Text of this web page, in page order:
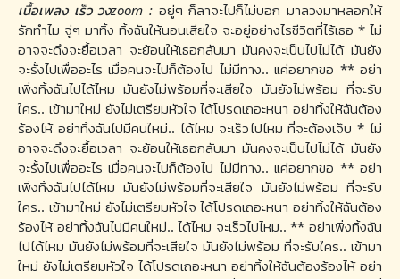
เนื้อเพลง เร็ว วงzoom : อยู่ๆ ก็ลาจะไปก็ไม่บอก มาลวงมาหลอกให้
รักทำไม จู่ๆ มาทิ้ง ทิ้งฉันให้นอนเสียใจ จะอยู่อย่างไรชีวิตที่ไร้เธอ * ไม่
อาจจะดึงจะยื้อเวลา จะย้อนให้เธอกลับมา มันคงจะเป็นไปไม่ได้ มันยัง
จะรั้งไปเพื่ออะไร เมื่อคนจะไปก็ต้องไป ไม่มีทาง.. แค่อยากขอ ** อย่า
เพิ่งทิ้งฉันไปได้ไหม มันยังไม่พร้อมที่จะเสียใจ มันยังไม่พร้อม ที่จะรับ
ใคร.. เข้ามาใหม่ ยังไม่เตรียมหัวใจ ได้โปรดเถอะหนา อย่าทิ้งให้ฉันต้อง
ร้องไห้ อย่าทิ้งฉันไปมีคนใหม่.. ได้ไหม จะเร็วไปไหม ที่จะต้องเจ็บ * ไม่
อาจจะดึงจะยื้อเวลา จะย้อนให้เธอกลับมา มันคงจะเป็นไปไม่ได้ มันยัง
จะรั้งไปเพื่ออะไร เมื่อคนจะไปก็ต้องไป ไม่มีทาง.. แค่อยากขอ ** อย่า
เพิ่งทิ้งฉันไปได้ไหม มันยังไม่พร้อมที่จะเสียใจ มันยังไม่พร้อม ที่จะรับ
ใคร.. เข้ามาใหม่ ยังไม่เตรียมหัวใจ ได้โปรดเถอะหนา อย่าทิ้งให้ฉันต้อง
ร้องไห้ อย่าทิ้งฉันไปมีคนใหม่.. ได้ไหม จะเร็วไปไหม.. ** อย่าเพิ่งทิ้งฉัน
ไปได้ไหม มันยังไม่พร้อมที่จะเสียใจ มันยังไม่พร้อม ที่จะรับใคร.. เข้ามา
ใหม่ ยังไม่เตรียมหัวใจ ได้โปรดเถอะหนา อย่าทิ้งให้ฉันต้องร้องไห้ อย่า